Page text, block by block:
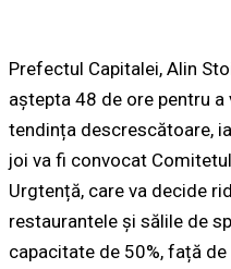
Prefectul Capitalei, Alin
aștepta 48 de ore pentru a
tendința descrescătoare,
joi va fi convocat
Urgtență, care va decide
restaurantele și sălile de
capacitate de 50%, față